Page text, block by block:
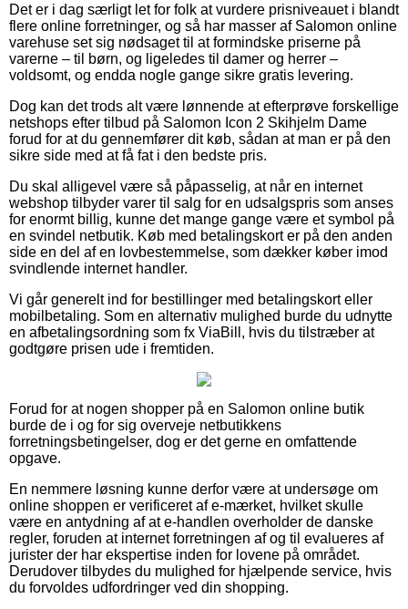
Det er i dag særligt let for folk at vurdere prisniveauet i blandt
flere online forretninger, og så har masser af Salomon online
varehuse set sig nødsaget til at formindske priserne på
varerne – til børn, og ligeledes til damer og herrer –
voldsomt, og endda nogle gange sikre gratis levering.
Dog kan det trods alt være lønnende at efterprøve forskellige
netshops efter tilbud på Salomon Icon 2 Skihjelm Dame
forud for at du gennemfører dit køb, sådan at man er på den
sikre side med at få fat i den bedste pris.
Du skal alligevel være så påpasselig, at når en internet
webshop tilbyder varer til salg for en udsalgspris som anses
for enormt billig, kunne det mange gange være et symbol på
en svindel netbutik. Køb med betalingskort er på den anden
side en del af en lovbestemmelse, som dækker køber imod
svindlende internet handler.
Vi går generelt ind for bestillinger med betalingskort eller
mobilbetaling. Som en alternativ mulighed burde du udnytte
en afbetalingsordning som fx ViaBill, hvis du tilstræber at
godtgøre prisen ude i fremtiden.
Forud for at nogen shopper på en Salomon online butik
burde de i og for sig overveje netbutikkens
forretningsbetingelser, dog er det gerne en omfattende
opgave.
En nemmere løsning kunne derfor være at undersøge om
online shoppen er verificeret af e-mærket, hvilket skulle
være en antydning af at e-handlen overholder de danske
regler, foruden at internet forretningen af og til evalueres af
jurister der har ekspertise inden for lovene på området.
Derudover tilbydes du mulighed for hjælpende service, hvis
du forvoldes udfordringer ved din shopping.